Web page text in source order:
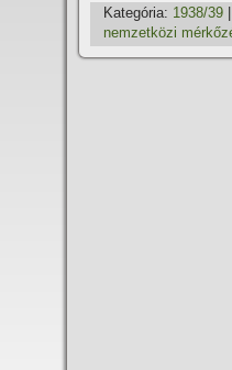
Kategória: 1938/39
nemzetközi